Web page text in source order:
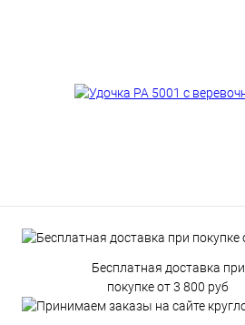
Бесплатная доставка при
покупке от 3 800 руб